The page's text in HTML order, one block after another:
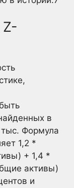
Z-
в
Формула
1,2 *
+ 1,4 *
активы)
и